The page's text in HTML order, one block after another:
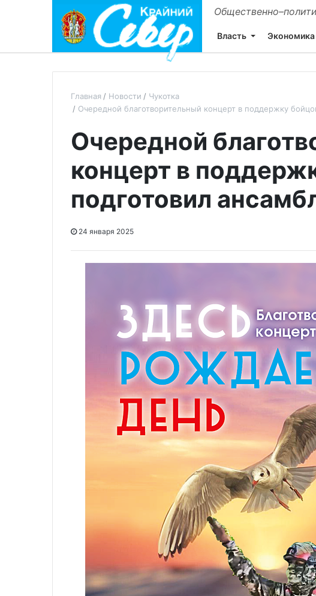
Власть Экономика
Главная Новости
Чукотка
Очередной благотворительный концерт в поддержку
Очередной
концерт в
подготовил
24 января 2025